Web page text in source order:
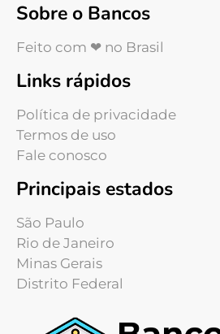
Sobre o Bancos
Feito com ❤ no Brasil
Links rápidos
Política de privacidade
Termos de uso
Fale conosco
Principais estados
São Paulo
Rio de Janeiro
Minas Gerais
Distrito Federal